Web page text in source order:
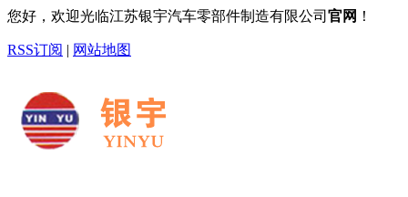
您好，欢迎光临江苏银宇汽车零部件制造有限公司 官网 ！
RSS订阅 | 网站地图